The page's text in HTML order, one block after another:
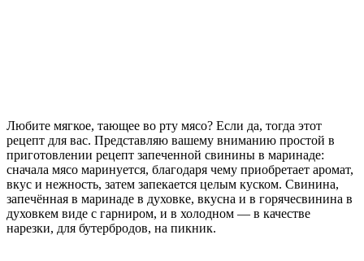
Любите мягкое, тающее во рту мясо? Если да, тогда этот
рецепт для вас. Представляю вашему вниманию простой в
приготовлении рецепт запеченной свинины в маринаде:
сначала мясо маринуется, благодаря чему приобретает аромат,
вкус и нежность, затем запекается целым куском. Свинина,
запечённая в маринаде в духовке, вкусна и в горячесвинина в
духовкем виде с гарниром, и в холодном — в качестве
нарезки, для бутербродов, на пикник.